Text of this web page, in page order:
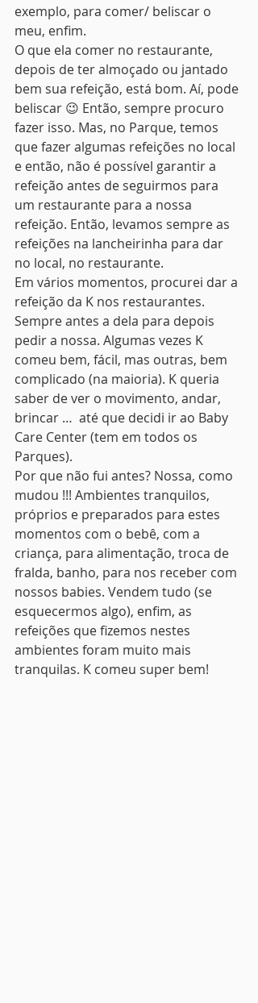
exemplo, para comer/ beliscar o
meu, enfim.
O que ela comer no restaurante,
depois de ter almoçado ou jantado
bem sua refeição, está bom. Aí, pode
beliscar 😉 Então, sempre procuro
fazer isso. Mas, no Parque, temos
que fazer algumas refeições no local
e então, não é possível garantir a
refeição antes de seguirmos para
um restaurante para a nossa
refeição. Então, levamos sempre as
refeições na lancheirinha para dar
no local, no restaurante.
Em vários momentos, procurei dar a
refeição da K nos restaurantes.
Sempre antes a dela para depois
pedir a nossa. Algumas vezes K
comeu bem, fácil, mas outras, bem
complicado (na maioria). K queria
saber de ver o movimento, andar,
brincar …  até que decidi ir ao Baby
Care Center (tem em todos os
Parques).
Por que não fui antes? Nossa, como
mudou !!! Ambientes tranquilos,
próprios e preparados para estes
momentos com o bebê, com a
criança, para alimentação, troca de
fralda, banho, para nos receber com
nossos babies. Vendem tudo (se
esquecermos algo), enfim, as
refeições que fizemos nestes
ambientes foram muito mais
tranquilas. K comeu super bem!